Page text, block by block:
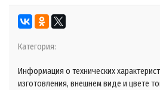
Категория:
Информация о технических
изготовления, внешнем виде и цвете